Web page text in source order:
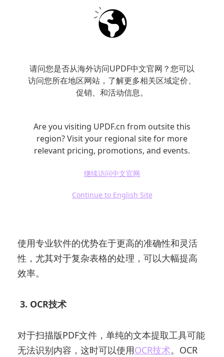
请问您是否从海外访问UPDF中文官网？您可以
访问您所在地区网站，了解更多相关区域定价、
促销、和活动信息。
Are you visiting UPDF.cn from outsite this
region? Visit your regional site for more
relevant pricing, promotions, and events.
继续访问中文官网
Continue to English Site
持将PDF文件直接转换为Excel格式，并保持文
准的PDF转Excel功能，支持选择性转换，用户
使用专业软件的优势在于更高的准确性和灵活
性，尤其对于复杂表格的处理，可以大幅提高
效率。
3. OCR技术
对于扫描版PDF文件，单纯的文本提取工具可能
无法识别内容，这时可以使用OCR技术。OCR